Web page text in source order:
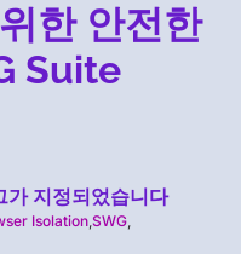
한 안전한
Suite
가 지정되었습니다
Isolation,SWG,